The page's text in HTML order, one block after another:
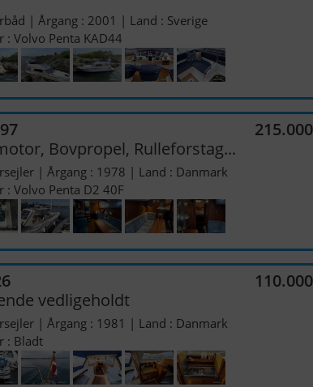
| Årgang : 2001 | Land : Sverige
: Volvo Penta KAD44
Bovpropel, Rulleforstag...
| Årgang : 1978 | Land : Danmark
: Volvo Penta D2 40F
vedligeholdt
| Årgang : 1981 | Land : Danmark
: Bladt